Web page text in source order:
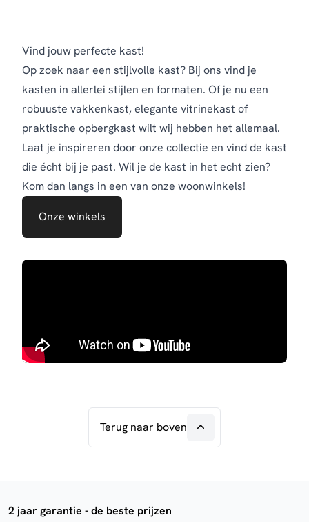
Vind jouw perfecte kast!
Op zoek naar een stijlvolle kast? Bij ons vind je
kasten in allerlei stijlen en formaten. Of je nu een
robuuste vakkenkast, elegante vitrinekast of
praktische opbergkast wilt wij hebben het allemaal.
Laat je inspireren door onze collectie en vind de kast
die écht bij je past. Wil je de kast in het echt zien?
Kom dan langs in een van onze woonwinkels!
Onze winkels
Terug naar boven
2 jaar garantie - de beste prijzen